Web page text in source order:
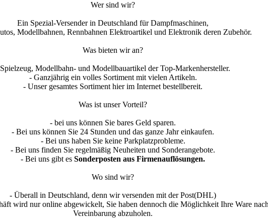
Wer sind wir?
Ein Spezial-Versender in Deutschland für Dampfmaschinen,
Modellbahnen, Rennbahnen Elektroartikel und Elektronik deren Zubehör.
Was bieten wir an?
Modellbahn- und Modellbauartikel der Top-Markenhersteller.
- Ganzjährig ein volles Sortiment mit vielen Artikeln.
- Unser gesamtes Sortiment hier im Internet bestellbereit.
Was ist unser Vorteil?
- bei uns können Sie bares Geld sparen.
- Bei uns können Sie 24 Stunden und das ganze Jahr einkaufen.
- Bei uns haben Sie keine Parkplatzprobleme.
- Bei uns finden Sie regelmäßig Neuheiten und Sonderangebote.
- Bei uns gibt es Sonderposten aus Firmenauflösungen.
Wo sind wir?
- Überall in Deutschland, denn wir versenden mit der Post(DHL)
wird nur online abgewickelt, Sie haben dennoch die Möglichkeit Ihre Ware nach
Vereinbarung abzuholen.